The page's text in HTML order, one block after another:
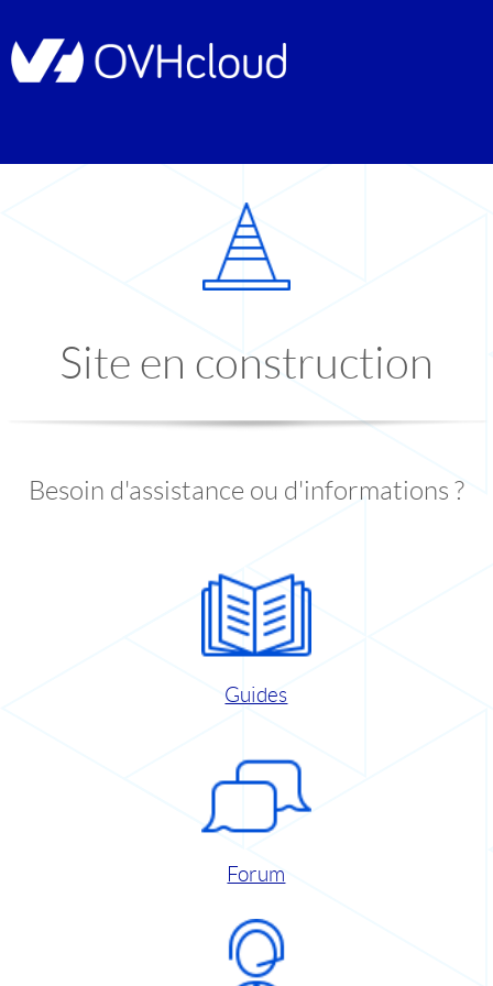
Site en construction
Besoin d'assistance ou d'informations ?
Guides
Forum